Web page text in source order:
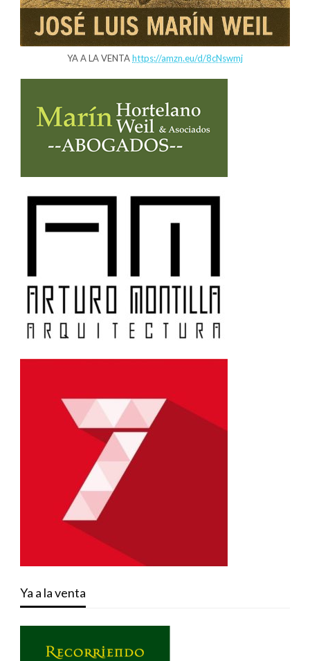
YA A LA VENTAhttps://amzn.eu/d/8cNswmj
Ya a la venta